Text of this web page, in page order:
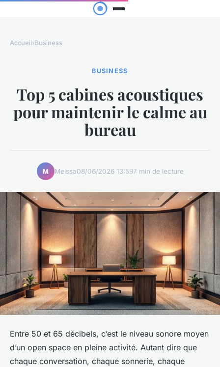
Accueil›Business
BUSINESS
Top 5 cabines acoustiques
pour maintenir le calme au
bureau
M Meissa08/06/2026 13:597 min de lecture
Entre 50 et 65 décibels, c’est le niveau sonore moyen
d’un open space en pleine activité. Autant dire que
chaque conversation, chaque sonnerie, chaque